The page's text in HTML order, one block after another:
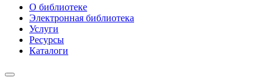
О библиотеке
Электронная библиотека
Услуги
Ресурсы
Каталоги